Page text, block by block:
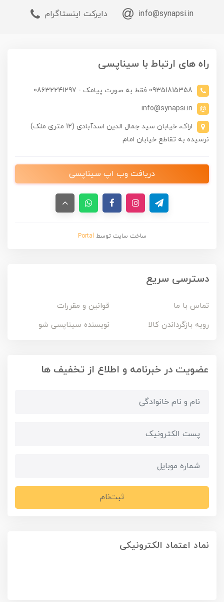
info@synapsi.in دایرکت اینستاگرام
راه های ارتباط با سیناپسی
09351815358 فقط به صورت پیامک - 08632241297
info@synapsi.in
اراک، خیابان سید جمال الدین اسدآبادی (12 متری ملک)
نرسیده به تقاطع خیابان امام
دریافت وب اپ سیناپسی
ساخت سایت توسط Portal
دسترسی سریع
تماس با ما
قوانین و مقررات
رویه بازگرداندن کالا
نویسنده سیناپسی شو
عضویت در خبرنامه و اطلاع از تخفیف ها
ثبت‌نام
نماد اعتماد الکترونیکی